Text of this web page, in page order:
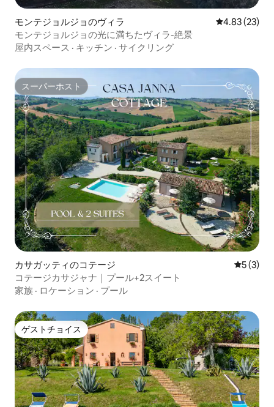
モンテジョルジョのヴィラ レビュー23
4.83 (23)
モンテジョルジョの光に満ちたヴィラ-絶景
屋内スペース · キッチン · サイクリング
スーパーホスト
スーパーホスト
カサガッティのコテージ レビュー
5 (3)
コテージカサジャナ｜プール+2スイート
家族 · ロケーション · プール
ゲストチョイス
ゲストチョイス